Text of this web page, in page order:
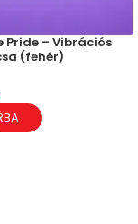
Pride – Vibrációs
(fehér)